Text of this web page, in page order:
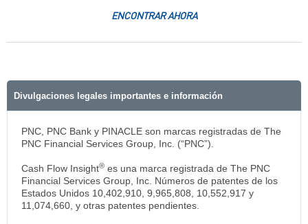
ENCONTRAR AHORA
Divulgaciones legales importantes e información
PNC, PNC Bank y PINACLE son marcas registradas de The
PNC Financial Services Group, Inc. (“PNC”).
Cash Flow Insight® es una marca registrada de The PNC
Financial Services Group, Inc. Números de patentes de los
Estados Unidos 10,402,910, 9,965,808, 10,552,917 y
11,074,660, y otras patentes pendientes.